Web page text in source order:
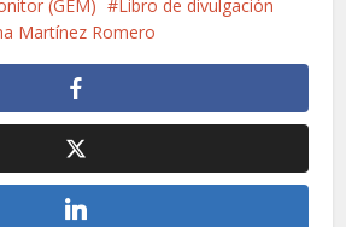
(GEM)
Libro de divulgación
Martínez Romero